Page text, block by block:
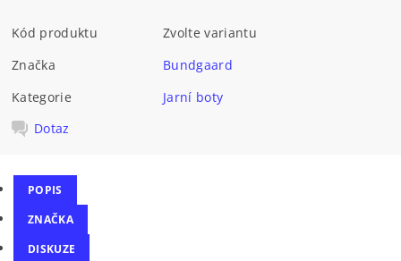
Kód produktu
Zvolte variantu
Značka
Bundgaard
Kategorie
Jarní boty
Dotaz
POPIS
ZNAČKA
DISKUZE